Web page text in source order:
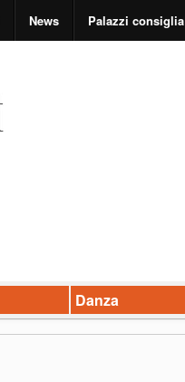
News Palazzi consiglia
Danza